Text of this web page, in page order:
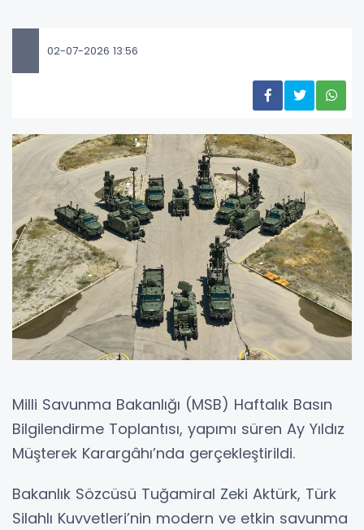
02-07-2026 13:56
Milli Savunma Bakanlığı (MSB) Haftalık Basın
Bilgilendirme Toplantısı, yapımı süren Ay Yıldız
Müşterek Karargâhı’nda gerçekleştirildi.
Bakanlık Sözcüsü Tuğamiral Zeki Aktürk, Türk
Silahlı Kuvvetleri’nin modern ve etkin savunma